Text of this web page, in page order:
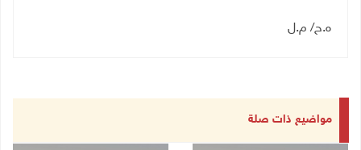
ه.ح/ م.ل
مواضيع ذات صلة